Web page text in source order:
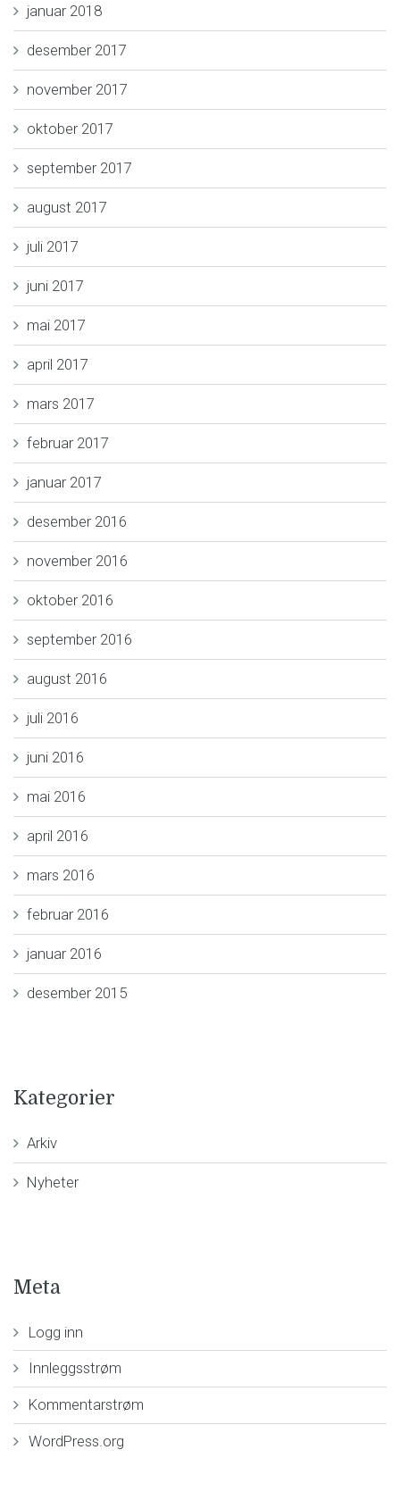
januar 2018
desember 2017
november 2017
oktober 2017
september 2017
august 2017
juli 2017
juni 2017
mai 2017
april 2017
mars 2017
februar 2017
januar 2017
desember 2016
november 2016
oktober 2016
september 2016
august 2016
juli 2016
juni 2016
mai 2016
april 2016
mars 2016
februar 2016
januar 2016
desember 2015
Kategorier
Arkiv
Nyheter
Meta
Logg inn
Innleggsstrøm
Kommentarstrøm
WordPress.org